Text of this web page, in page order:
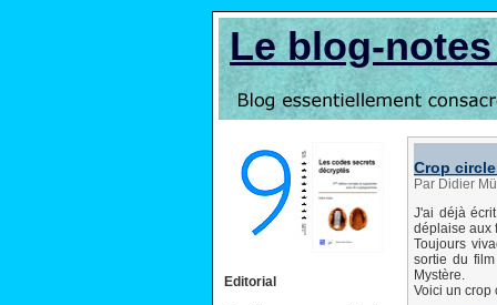
Le blog-
Editorial
Crop
Par Didier
J'ai déjà écrit
déplaise aux
Toujours
sortie du
Mystère.
Voici un crop